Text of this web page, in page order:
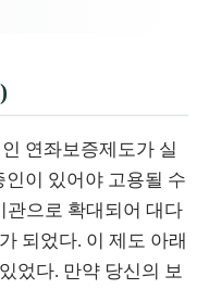
연좌보증제도가 실
이 있어야 고용될 수
관으로 확대되어 대다
되었다. 이 제도 아래
었다. 만약 당신의 보